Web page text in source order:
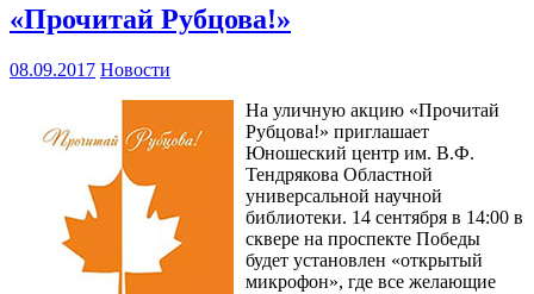
«Прочитай Рубцова!»
08.09.2017 Новости
На уличную акцию «Прочитай
Рубцова!» приглашает
Юношеский центр им. В.Ф.
Тендрякова Областной
универсальной научной
библиотеки. 14 сентября в 14:00 в
сквере на проспекте Победы
будет установлен «открытый
микрофон», где все желающие